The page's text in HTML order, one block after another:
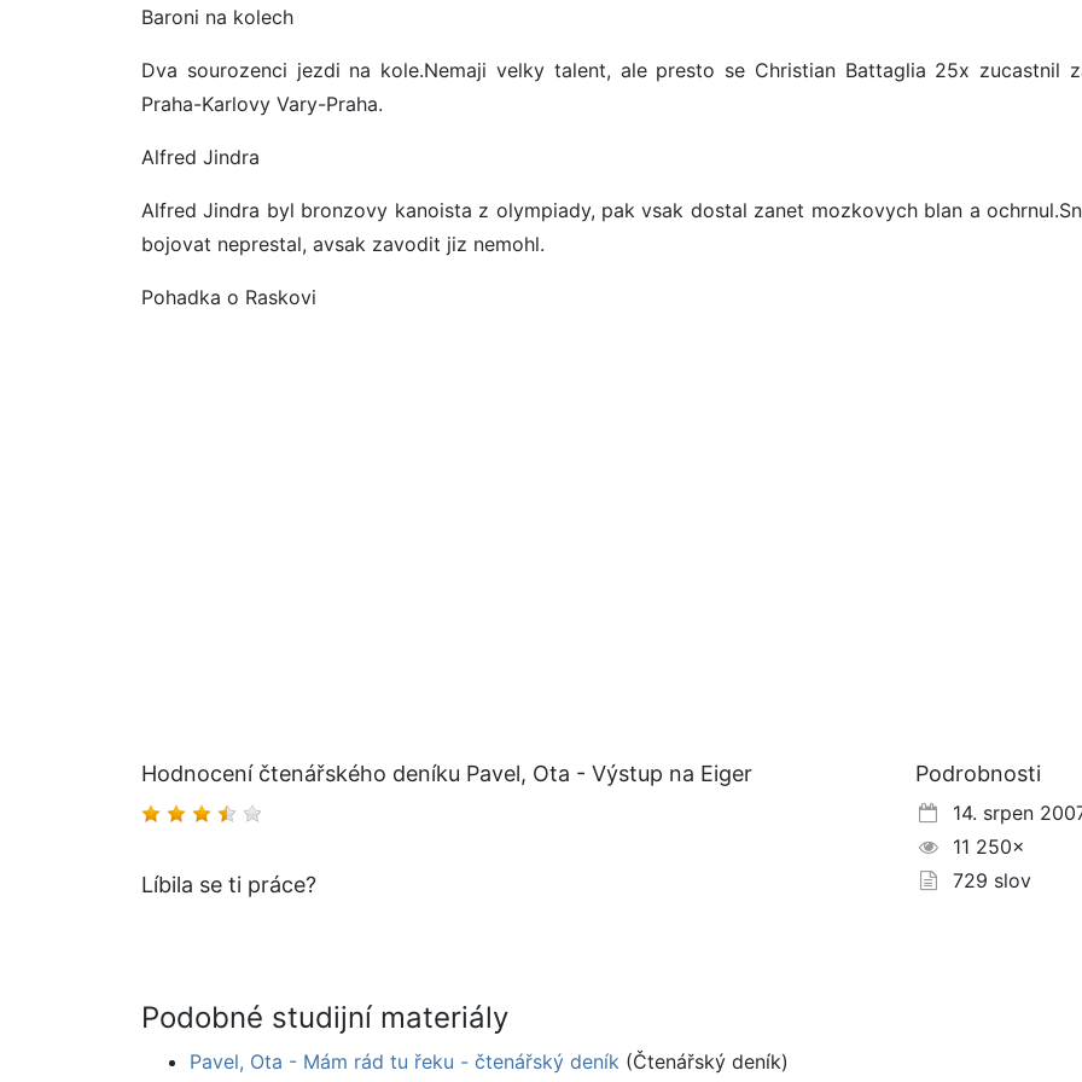
Baroni na kolech
Dva sourozenci jezdi na kole.Nemaji velky talent, ale presto se Christian Battaglia 25x zucastnil
Praha-Karlovy Vary-Praha.
Alfred Jindra
Alfred Jindra byl bronzovy kanoista z olympiady, pak vsak dostal zanet mozkovych blan a
bojovat neprestal, avsak zavodit jiz nemohl.
Pohadka o Raskovi
Hodnocení čtenářského deníku Pavel, Ota - Výstup na Eiger
Líbila se ti práce?
Podrobnosti
14. srpen
11 250×
729 slov
Podobné studijní materiály
Pavel, Ota - Mám rád tu řeku - čtenářský deník (Čtenářský deník)